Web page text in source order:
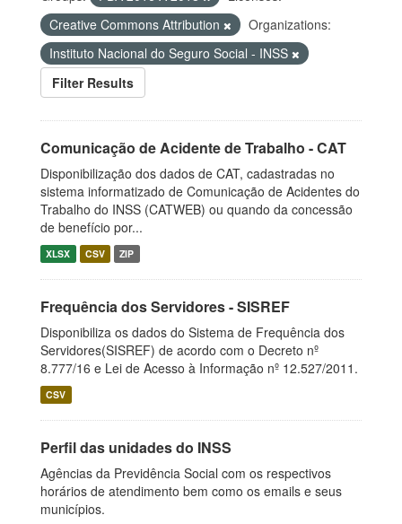
Creative Commons Attribution
Organizations:
Instituto Nacional do Seguro Social - INSS
Filter Results
Comunicação de Acidente de Trabalho - CAT
Disponibilização dos dados de CAT, cadastradas no
sistema informatizado de Comunicação de Acidentes do
Trabalho do INSS (CATWEB) ou quando da concessão
de benefício por...
XLSX CSV ZIP
Frequência dos Servidores - SISREF
Disponibiliza os dados do Sistema de Frequência dos
Servidores(SISREF) de acordo com o Decreto nº
8.777/16 e Lei de Acesso à Informação nº 12.527/2011.
CSV
Perfil das unidades do INSS
Agências da Previdência Social com os respectivos
horários de atendimento bem como os emails e seus
municípios.